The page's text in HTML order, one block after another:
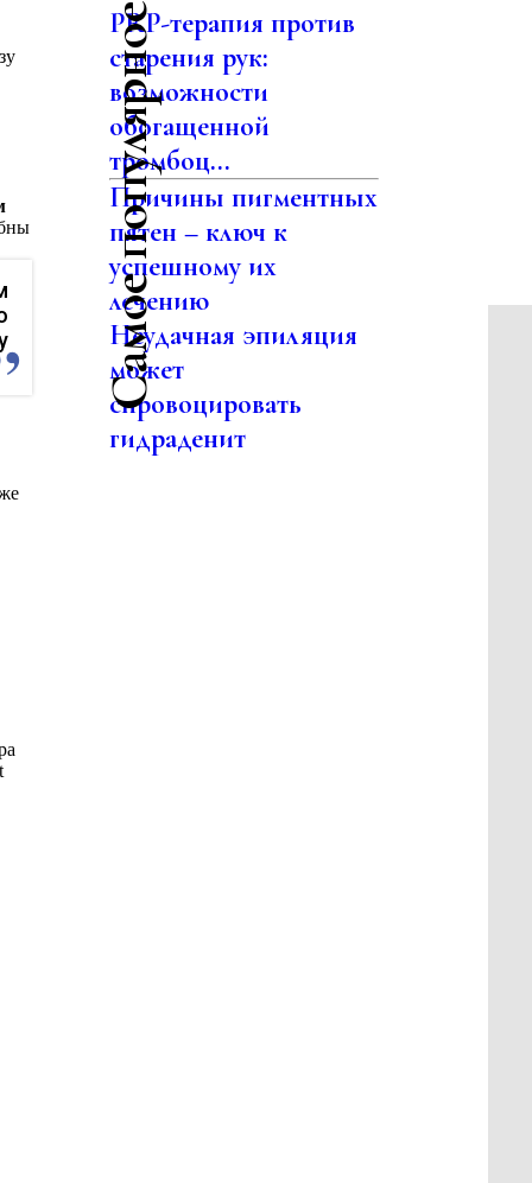
Самое популярное
PRP-терапия против
старения рук:
возможности
обогащенной
тромбоц...
Причины пигментных
пятен – ключ к
успешному их
лечению
Неудачная эпиляция
может
спровоцировать
гидраденит